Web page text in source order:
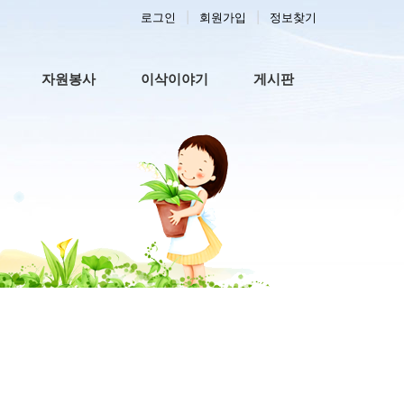
로그인 회원가입 정보찾기
자원봉사 이삭이야기 게시판